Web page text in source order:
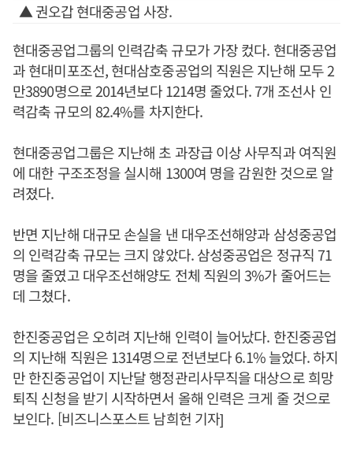
▲ 권오갑 현대중공업 사장.
현대중공업그룹의 인력감축 규모가 가장 컸다. 현대중공업
과 현대미포조선, 현대삼호중공업의 직원은 지난해 모두 2
만3890명으로 2014년보다 1214명 줄었다. 7개 조선사 인
력감축 규모의 82.4%를 차지한다.
현대중공업그룹은 지난해 초 과장급 이상 사무직과 여직원
에 대한 구조조정을 실시해 1300여 명을 감원한 것으로 알
려졌다.
반면 지난해 대규모 손실을 낸 대우조선해양과 삼성중공업
의 인력감축 규모는 크지 않았다. 삼성중공업은 정규직 71
명을 줄였고 대우조선해양도 전체 직원의 3%가 줄어드는
데 그쳤다.
한진중공업은 오히려 지난해 인력이 늘어났다. 한진중공업
의 지난해 직원은 1314명으로 전년보다 6.1% 늘었다. 하지
만 한진중공업이 지난달 행정관리사무직을 대상으로 희망
퇴직 신청을 받기 시작하면서 올해 인력은 크게 줄 것으로
보인다. [비즈니스포스트 남희헌 기자]